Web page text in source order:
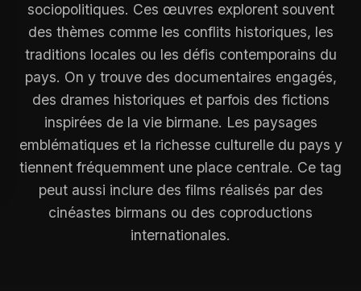
sociopolitiques. Ces œuvres explorent souvent
des thèmes comme les conflits historiques, les
traditions locales ou les défis contemporains du
pays. On y trouve des documentaires engagés,
des drames historiques et parfois des fictions
inspirées de la vie birmane. Les paysages
emblématiques et la richesse culturelle du pays y
tiennent fréquemment une place centrale. Ce tag
peut aussi inclure des films réalisés par des
cinéastes birmans ou des coproductions
internationales.